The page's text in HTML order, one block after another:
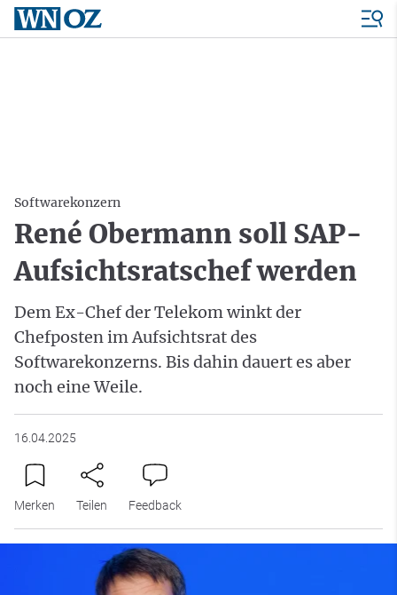
Softwarekonzern
René Obermann soll SAP-
Aufsichtsratschef werden
Dem Ex-Chef der Telekom winkt der
Chefposten im Aufsichtsrat des
Softwarekonzerns. Bis dahin dauert es aber
noch eine Weile.
16.04.2025
Merken Teilen Feedback